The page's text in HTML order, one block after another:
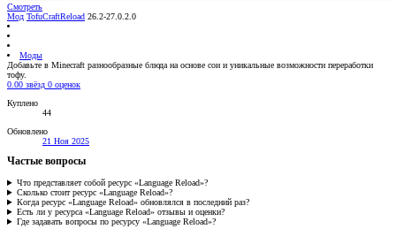
Смотреть
Мод TofuCraftReload 26.2-27.0.2.0
Моды
Добавьте в Minecraft разнообразные блюда на основе сои и уникальные возможности переработки
тофу.
0.00 звёзд 0 оценок
Куплено
44
Обновлено
21 Ноя 2025
Частые вопросы
Что представляет собой ресурс «Language Reload»?
Сколько стоит ресурс «Language Reload»?
Когда ресурс «Language Reload» обновлялся в последний раз?
Есть ли у ресурса «Language Reload» отзывы и оценки?
Где задавать вопросы по ресурсу «Language Reload»?